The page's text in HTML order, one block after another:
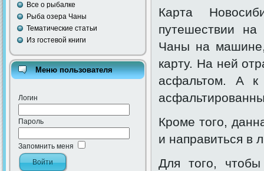
Все о рыбалке
Рыба озера Чаны
Тематические статьи
Из гостевой книги
Меню пользователя
Логин
Пароль
Запомнить меня
Карта
путешествии
Чаны на машине,
карту. На ней
асфальтом. А
Кроме того,
и направиться в
Для того,